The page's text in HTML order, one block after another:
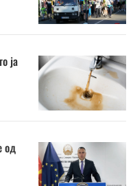
ја
од